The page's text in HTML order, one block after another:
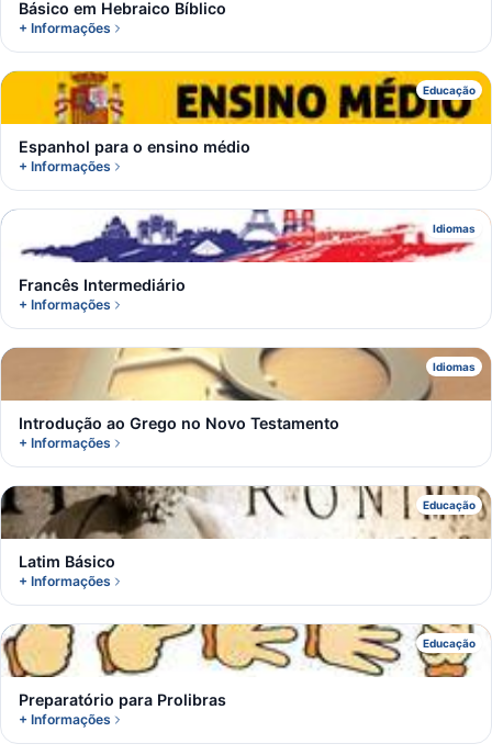
Básico em Hebraico Bíblico
+ Informações
Educação
E
Espanhol para o ensino médio
+ Informações
Idiomas
F
Francês Intermediário
+ Informações
Idiomas
I
Introdução ao Grego no Novo Testamento
+ Informações
Educação
L
Latim Básico
+ Informações
Educação
P
Preparatório para Prolibras
+ Informações